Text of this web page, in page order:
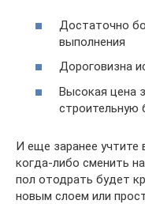
Достаточно
выполнения
Дороговизна
Высокая цена
строительную
И еще заранее учтите
когда-либо сменить
пол отодрать будет
новым слоем или